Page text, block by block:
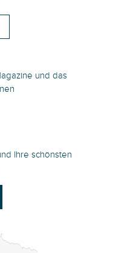
und das
Ihre schönsten